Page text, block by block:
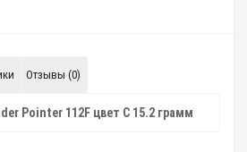
Отзывы (0)
Pointer 112F цвет C 15.2 грамм